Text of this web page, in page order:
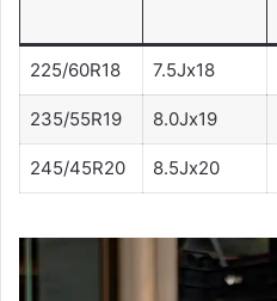
225/60R18 7.5Jx18
235/55R19 8.0Jx19
245/45R20 8.5Jx20